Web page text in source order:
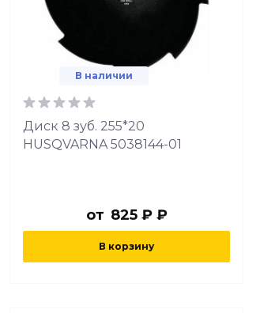
В наличии
Диск 8 зуб. 255*20
HUSQVARNA 5038144-01
от 825 ₽ ₽
В корзину